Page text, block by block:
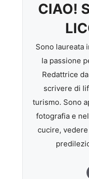
CIAO!
Sono laureata
la passione
Redattrice
scrivere di
turismo. Sono
fotografia e
cucire,